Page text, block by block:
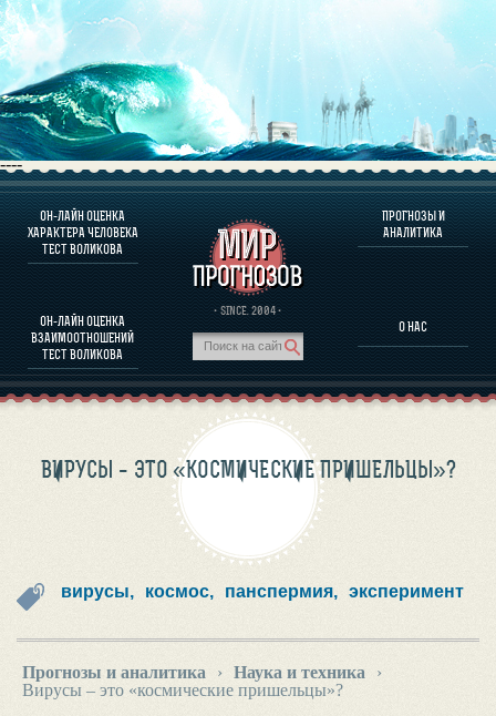
----
ОН-ЛАЙН ОЦЕНКА
ХАРАКТЕРА ЧЕЛОВЕКА
ТЕСТ ВОЛИКОВА
ОН-ЛАЙН ОЦЕНКА
ВЗАИМООТНОШЕНИЙ
ТЕСТ ВОЛИКОВА
· SINCE. 2004 ·
ПРОГНОЗЫ И
АНАЛИТИКА
О НАС
О ПРОГРАММЕ
ОЦЕНКА ХАРАКТЕРA ЧЕЛОВЕКА
ОЦЕНКА ХАРАКТЕРА ВЫДАЮЩИХСЯ ЛИЧНОСТЕЙ
О ПРОГРАММЕ
ПРОГНОЗЫ И АНАЛИТИКА
ВИРУСЫ – ЭТО «КОСМИЧЕСКИЕ ПРИШЕЛЬЦЫ»?
вирусы, космос, панспермия, эксперимент
Прогнозы и аналитика › Наука и техника
›
Вирусы – это «космические пришельцы»?